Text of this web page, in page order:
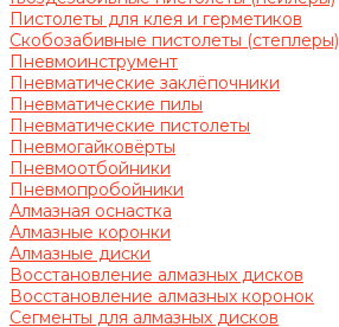
Пистолеты для клея и герметиков
Скобозабивные пистолеты (степлеры)
Пневмоинструмент
Пневматические заклёпочники
Пневматические пилы
Пневматические пистолеты
Пневмогайковёрты
Пневмоотбойники
Пневмопробойники
Алмазная оснастка
Алмазные коронки
Алмазные диски
Восстановление алмазных дисков
Восстановление алмазных коронок
Сегменты для алмазных дисков